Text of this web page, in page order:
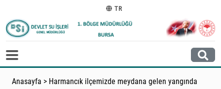
TR
Anasayfa > Harmancık ilçemizde meydana gelen yangında